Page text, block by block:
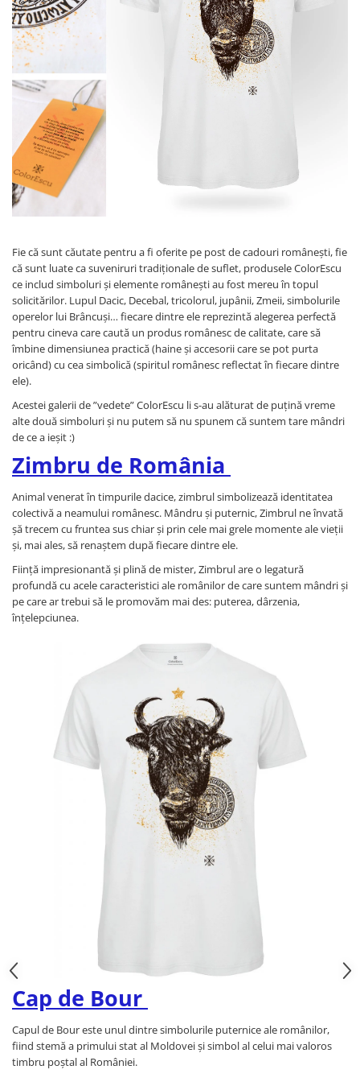
Accesorii
Colecții
România
Haine dacice
Simboluri tradiționale
reinterpretate
Tricouri cu mesaje de bine
Tricouri de poveste
Carduri Cadou
Colecții speciale
Colecția Cucuteni Neamț
Fie că sunt căutate pentru a fi oferite pe post de cadouri românești, fie
că sunt luate ca suveniruri tradiționale de suflet, produsele ColorEscu
ce includ simboluri și elemente românești au fost mereu în topul
solicitărilor. Lupul Dacic, Decebal, tricolorul, jupânii, Zmeii, simbolurile
operelor lui Brâncuși… fiecare dintre ele reprezintă alegerea perfectă
pentru cineva care caută un produs românesc de calitate, care să
îmbine dimensiunea practică (haine și accesorii care se pot purta
oricând) cu cea simbolică (spiritul românesc reflectat în fiecare dintre
ele).
Acestei galerii de ”vedete” ColorEscu li s-au alăturat de puțină vreme
alte două simboluri și nu putem să nu spunem că suntem tare mândri
de ce a ieșit :)
Zimbru de România
Animal venerat în timpurile dacice, zimbrul simbolizează identitatea
colectivă a neamului românesc. Mândru și puternic, Zimbrul ne învată
șă trecem cu fruntea sus chiar și prin cele mai grele momente ale vieții
și, mai ales, să renaștem după fiecare dintre ele.
Ființă impresionantă și plină de mister, Zimbrul are o legatură
profundă cu acele caracteristici ale românilor de care suntem mândri și
pe care ar trebui să le promovăm mai des: puterea, dârzenia,
înțelepciunea.
Cap de Bour
Capul de Bour este unul dintre simbolurile puternice ale românilor,
fiind stemă a primului stat al Moldovei și simbol al celui mai valoros
timbru poștal al României.